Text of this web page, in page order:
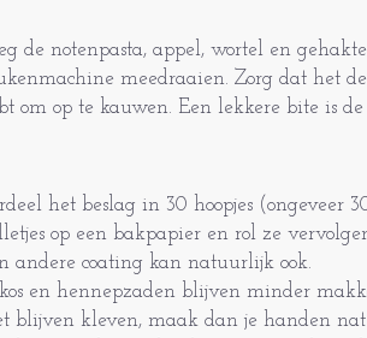
de notenpasta, appel, wortel en
meedraaien. Zorg dat het
om op te kauwen. Een lekkere bite is de
het beslag in 30 hoopjes (ongeveer
op een bakpapier en rol ze
andere coating kan natuurlijk ook.
en hennepzaden blijven minder
blijven kleven, maak dan je handen nat